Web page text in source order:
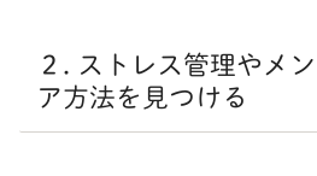
２. ストレス管理やメ
ア方法を見つける